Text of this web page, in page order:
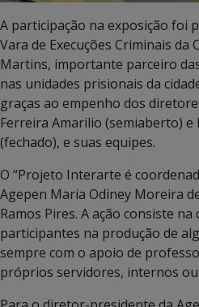
A participação na exposição foi
Vara de Execuções Criminais da
Martins, importante parceiro
nas unidades prisionais da
graças ao empenho dos
Ferreira Amarilio (semiaberto)
(fechado), e suas equipes.
O “Projeto Interarte é
Agepen Maria Odiney Moreira
Ramos Pires. A ação consiste na
participantes na produção de
sempre com o apoio de
próprios servidores, internos ou